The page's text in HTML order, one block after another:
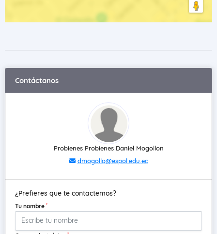
Contáctanos
Probienes Probienes Daniel Mogollon
dmogollo@espol.edu.ec
¿Prefieres que te contactemos?
Tu nombre *